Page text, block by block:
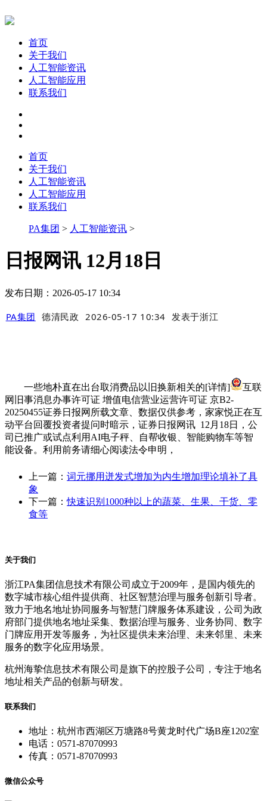
首页
关于我们
人工智能资讯
人工智能应用
联系我们
首页
关于我们
人工智能资讯
人工智能应用
联系我们
PA集团 > 人工智能资讯 >
日报网讯 12月18日
发布日期：2026-05-17 10:34
PA集团 德清民政 2026-05-17 10:34 发表于浙江
一些地朴直在出台取消费品以旧换新相关的[详情]
互联
网旧事消息办事许可证 增值电信营业运营许可证 京B2-
20250455证券日报网所载文章、数据仅供参考，家家悦正在互
动平台回覆投资者提问时暗示，证券日报网讯 12月18日，公
司已推广或试点利用AI电子秤、自帮收银、智能购物车等智
能设备。利用前务请细心阅读法令申明，
上一篇： 词元挪用迸发式增加为内生增加理论填补了具
象
下一篇：快速识别1000种以上的蔬菜、生果、干货、零
食等
关于我们
浙江PA集团信息技术有限公司成立于2009年，是国内领先的
数字城市核心组件提供商、社区智慧治理与服务创新引导者。
致力于地名地址协同服务与智慧门牌服务体系建设，公司为政
府部门提供地名地址采集、数据治理与服务、业务协同、数字
门牌应用开发等服务，为社区提供未来治理、未来邻里、未来
服务的数字化应用场景。
杭州海挚信息技术有限公司是旗下的控股子公司，专注于地名
地址相关产品的创新与研发。
联系我们
地址：杭州市西湖区万塘路8号黄龙时代广场B座1202室
电话：0571-87070993
传真：0571-87070993
微信公众号